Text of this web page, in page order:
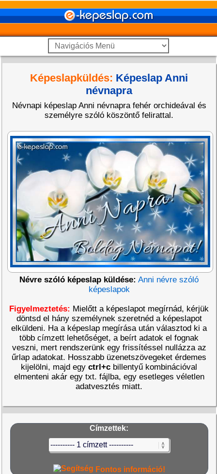
Képeslapküldés: Képeslap Anni
névnapra
Névnapi képeslap Anni névnapra fehér orchideával és
személyre szóló köszöntő felirattal.
Névre szóló képeslap küldése: Anni névre szóló
képeslapok
Figyelmeztetés: Mielőtt a képeslapot megírnád, kérjük
döntsd el hány személynek szeretnéd a képeslapot
elküldeni. Ha a képeslap megírása után választod ki a
több címzett lehetőséget, a beírt adatok el fognak
veszni, mert rendszerünk egy frissítéssel nullázza az
űrlap adatokat. Hosszabb üzenetszövegeket érdemes
kijelölni, majd egyctrl+c billentyű kombinációval
elmenteni akár egy txt. fájlba, egy esetleges véletlen
adatvesztés miatt.
Címzettek:
Fontos információ!